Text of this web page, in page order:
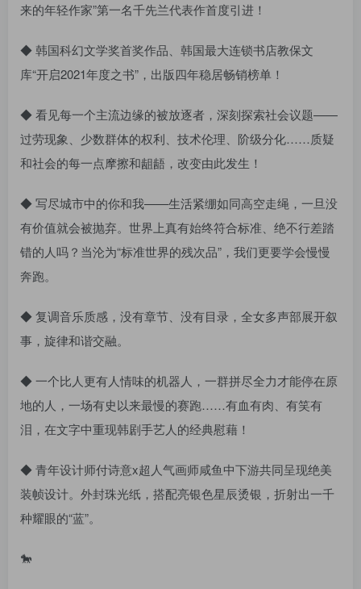
来的年轻作家”第一名千先兰代表作首度引进！
◆ 韩国科幻文学奖首奖作品、韩国最大连锁书店教保文
库“开启2021年度之书”，出版四年稳居畅销榜单！
◆ 看见每一个主流边缘的被放逐者，深刻探索社会议题——
过劳现象、少数群体的权利、技术伦理、阶级分化……质疑
和社会的每一点摩擦和龃龉，改变由此发生！
◆ 写尽城市中的你和我——生活紧绷如同高空走绳，一旦没
有价值就会被抛弃。世界上真有始终符合标准、绝不行差踏
错的人吗？当沦为“标准世界的残次品”，我们更要学会慢慢
奔跑。
◆ 复调音乐质感，没有章节、没有目录，全女多声部展开叙
事，旋律和谐交融。
◆ 一个比人更有人情味的机器人，一群拼尽全力才能停在原
地的人，一场有史以来最慢的赛跑……有血有肉、有笑有
泪，在文字中重现韩剧手艺人的经典慰藉！
◆ 青年设计师付诗意x超人气画师咸鱼中下游共同呈现绝美
装帧设计。外封珠光纸，搭配亮银色星辰烫银，折射出一千
种耀眼的“蓝”。
🐎